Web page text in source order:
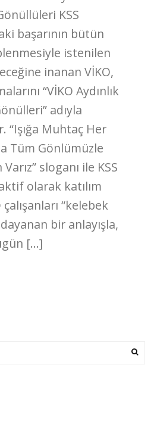
KSS
başarının bütün
istenilen
inanan VİKO,
“VİKO Aydınlık
adıyla
Muhtaç Her
Tüm Gönlümüzle
sloganı ile KSS
olarak katılım
“kelebek
bir anlayışla,
[…]